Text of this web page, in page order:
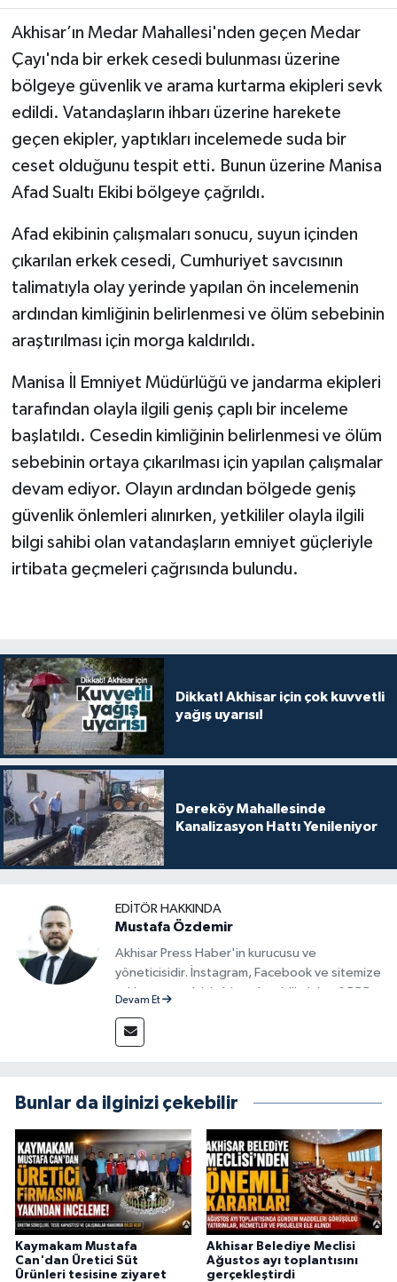
Akhisar’ın Medar Mahallesi'nden geçen Medar
Çayı'nda bir erkek cesedi bulunması üzerine
bölgeye güvenlik ve arama kurtarma ekipleri sevk
edildi. Vatandaşların ihbarı üzerine harekete
geçen ekipler, yaptıkları incelemede suda bir
ceset olduğunu tespit etti. Bunun üzerine Manisa
Afad Sualtı Ekibi bölgeye çağrıldı.
Afad ekibinin çalışmaları sonucu, suyun içinden
çıkarılan erkek cesedi, Cumhuriyet savcısının
talimatıyla olay yerinde yapılan ön incelemenin
ardından kimliğinin belirlenmesi ve ölüm sebebinin
araştırılması için morga kaldırıldı.
Manisa İl Emniyet Müdürlüğü ve jandarma ekipleri
tarafından olayla ilgili geniş çaplı bir inceleme
başlatıldı. Cesedin kimliğinin belirlenmesi ve ölüm
sebebinin ortaya çıkarılması için yapılan çalışmalar
devam ediyor. Olayın ardından bölgede geniş
güvenlik önlemleri alınırken, yetkililer olayla ilgili
bilgi sahibi olan vatandaşların emniyet güçleriyle
irtibata geçmeleri çağrısında bulundu.
Dikkat! Akhisar için çok kuvvetli
yağış uyarısı!
Dereköy Mahallesinde
Kanalizasyon Hattı Yenileniyor
EDITÖR HAKKINDA
Mustafa Özdemir
Akhisar Press Haber'in kurucusu ve
yöneticisidir. İnstagram, Facebook ve sitemize
reklam vermek için bize ulaşabilirsiniz - 0555
Devam Et
Bunlar da ilginizi çekebilir
Kaymakam Mustafa
Can'dan Üretici Süt
Ürünleri tesisine ziyaret
Akhisar Belediye Meclisi
Ağustos ayı toplantısını
gerçekleştirdi
Akhisar Emlak
Ülke
Etiketler